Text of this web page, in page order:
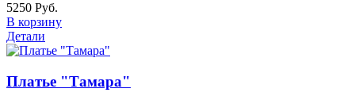
5250 Руб.
В корзину
Детали
Платье "Тамара"